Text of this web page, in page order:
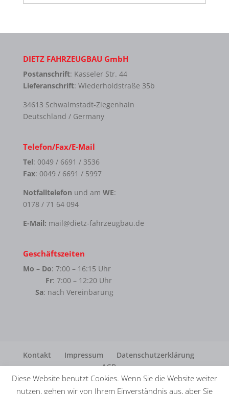
DIETZ FAHRZEUGBAU GmbH
Postanschrift: Kasseler Str. 44
Lieferanschrift: Wiederholdstraße 35b
34613 Schwalmstadt-Ziegenhain
Deutschland / Germany
Telefon/Fax/E-Mail
Tel: 0049 / 6691 / 3536
Fax: 0049 / 6691 / 5997
Notfalltelefon und am WE:
0178 / 71 64 094
E-Mail: mail@dietz-fahrzeugbau.de
Geschäftszeiten
Mo – Do: 7:00 – 16:15 Uhr
Fr: 7:00 – 12:20 Uhr
Sa: nach Vereinbarung
Kontakt Impressum
Datenschutzerklärung
AGB
Diese Website benutzt Cookies. Wenn Sie die Website weiter
nutzen, gehen wir von Ihrem Einverständnis aus, aber Sie